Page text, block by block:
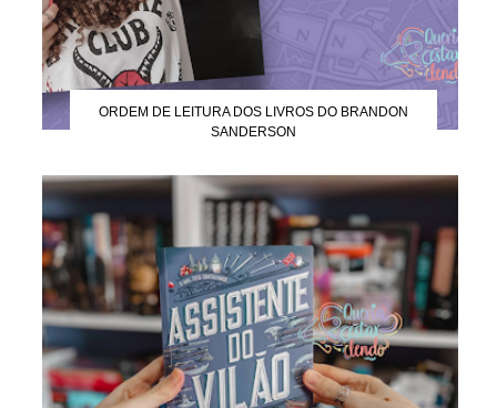
ORDEM DE LEITURA DOS LIVROS DO BRANDON
SANDERSON